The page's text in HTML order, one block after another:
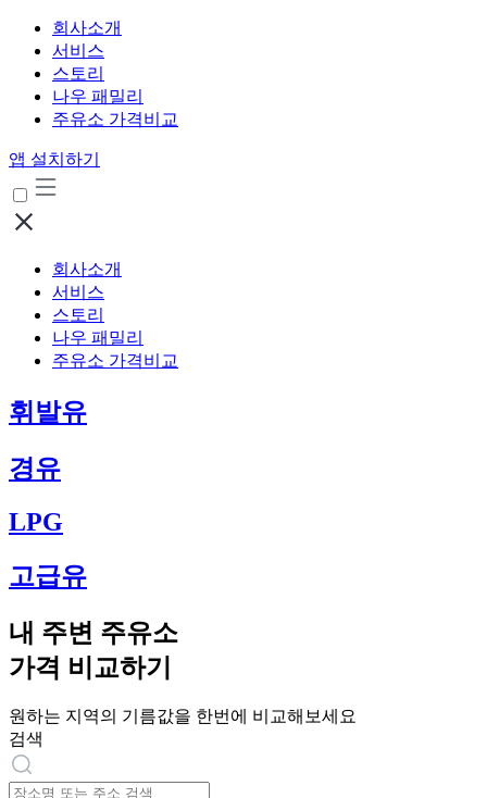
회사소개
서비스
스토리
나우 패밀리
주유소 가격비교
앱 설치하기
회사소개
서비스
스토리
나우 패밀리
주유소 가격비교
휘발유
경유
LPG
고급유
내 주변 주유소
가격 비교하기
원하는 지역의 기름값을 한번에 비교해보세요
검색